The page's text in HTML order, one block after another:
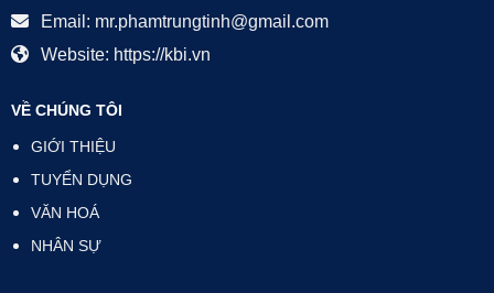
Email: mr.phamtrungtinh@gmail.com
Website: https://kbi.vn
VỀ CHÚNG TÔI
GIỚI THIỆU
TUYỂN DỤNG
VĂN HOÁ
NHÂN SỰ